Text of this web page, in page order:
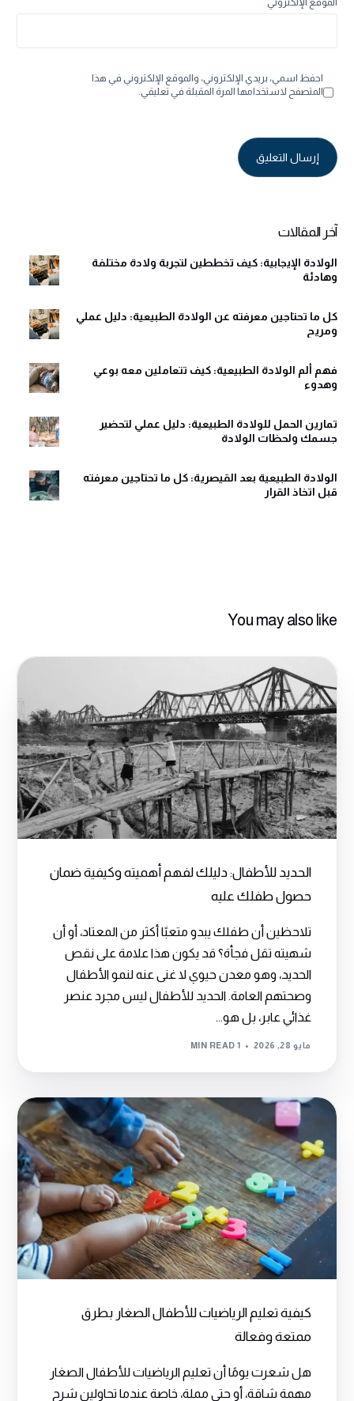
احفظ اسمي، بريدي الإلكتروني، والموقع الإلكتروني في هذا
المتصفح لاستخدامها المرة المقبلة في تعليقي.
آخر المقالات
الولادة الإيجابية: كيف تخططين لتجربة ولادة مختلفة
وهادئة
كل ما تحتاجين معرفته عن الولادة الطبيعية: دليل عملي
ومريح
فهم ألم الولادة الطبيعية: كيف تتعاملين معه بوعي
وهدوء
تمارين الحمل للولادة الطبيعية: دليل عملي لتحضير
جسمك ولحظات الولادة
الولادة الطبيعية بعد القيصرية: كل ما تحتاجين معرفته
قبل اتخاذ القرار
You may also like
الحديد للأطفال: دليلك لفهم أهميته وكيفية ضمان
حصول طفلك عليه
تلاحظين أن طفلك يبدو متعبًا أكثر من المعتاد، أو أن
شهيته تقل فجأة؟ قد يكون هذا علامة على نقص
الحديد، وهو معدن حيوي لا غنى عنه لنمو الأطفال
وصحتهم العامة. الحديد للأطفال ليس مجرد عنصر
غذائي عابر، بل هو...
مايو 28, 2026 1 MIN READ
كيفية تعليم الرياضيات للأطفال الصغار بطرق
ممتعة وفعالة
هل شعرت يومًا أن تعليم الرياضيات للأطفال الصغار
مهمة شاقة، أو حتى مملة، خاصة عندما تحاولين شرح